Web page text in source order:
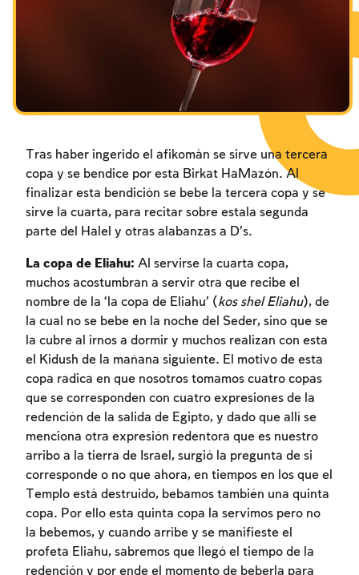
Los ayunos por la destrucción del Templo
Tras haber ingerido el afikomán se sirve una tercera
copa y se bendice por esta Birkat HaMazón. Al
finalizar esta bendición se bebe la tercera copa y se
sirve la cuarta, para recitar sobre estala segunda
parte del Halel y otras alabanzas a D’s.
La copa de Eliahu: Al servirse la cuarta copa,
muchos acostumbran a servir otra que recibe el
nombre de la ‘la copa de Eliahu’ (kos shel Eliahu), de
la cual no se bebe en la noche del Seder, sino que se
la cubre al irnos a dormir y muchos realizan con esta
el Kidush de la mañana siguiente. El motivo de esta
copa radica en que nosotros tomamos cuatro copas
que se corresponden con cuatro expresiones de la
redención de la salida de Egipto, y dado que allí se
menciona otra expresión redentora que es nuestro
arribo a la tierra de Israel, surgió la pregunta de si
corresponde o no que ahora, en tiempos en los que el
Templo está destruido, bebamos también una quinta
copa. Por ello esta quinta copa la servimos pero no
la bebemos, y cuando arribe y se manifieste el
profeta Eliahu, sabremos que llegó el tiempo de la
redención y por ende el momento de beberla para